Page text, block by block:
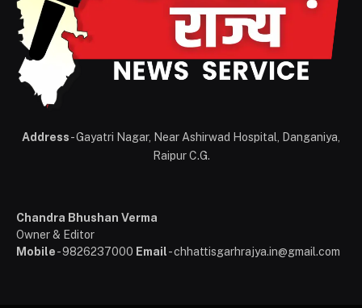
Address- Gayatri Nagar, Near Ashirwad Hospital, Danganiya,
Raipur C.G.
Chandra Bhushan Verma
Owner & Editor
Mobile- 9826237000 Email- chhattisgarhrajya.in@gmail.com